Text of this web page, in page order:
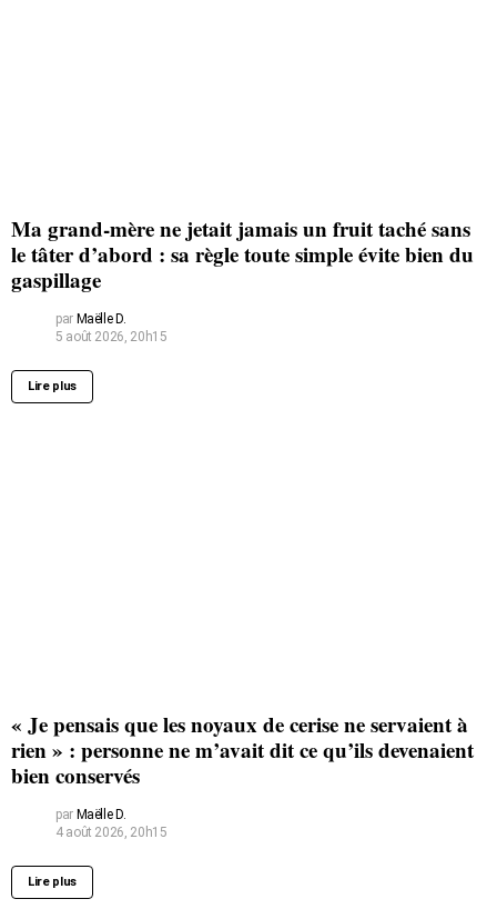
Ma grand-mère ne jetait jamais un fruit taché sans
le tâter d’abord : sa règle toute simple évite bien du
gaspillage
par Maëlle D.
5 août 2026, 20h15
Lire plus
« Je pensais que les noyaux de cerise ne servaient à
rien » : personne ne m’avait dit ce qu’ils devenaient
bien conservés
par Maëlle D.
4 août 2026, 20h15
Lire plus